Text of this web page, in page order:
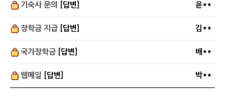
기숙사 문의 [답변] 윤**
장학금 지급 [답변] 김**
국가장학금 [답변] 배**
웹메일 [답변] 박**